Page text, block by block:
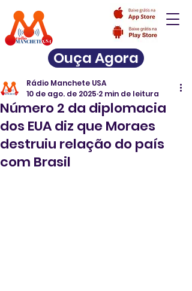
Ouça Agora
Número 2 da diplomacia
dos EUA diz que Moraes
destruiu relação do país
com Brasil
Rádio Manchete USA
10 de ago. de 2025 2 min de leitura